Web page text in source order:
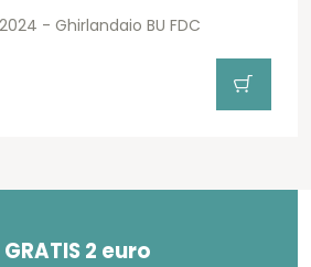
- Ghirlandaio BU FDC
2 euro